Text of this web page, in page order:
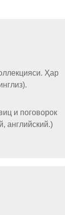
Ҳар
и поговорок
английский.)